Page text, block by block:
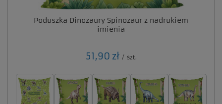
Poduszka Dinozaury Spinozaur z nadrukiem
imienia
51,90 zł / szt.